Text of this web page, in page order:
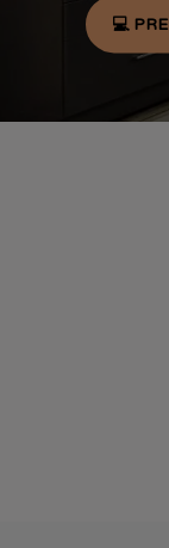
💻